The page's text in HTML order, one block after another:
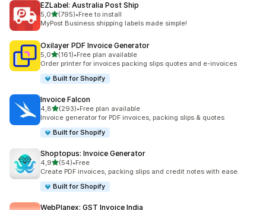
EZLabel: Australia Post Ship
5,0/ 5 tähteä
(795)
795 arvostelua yhteensä
•Free to install
MyPost Business shipping labels made simple!
Oxilayer PDF Invoice Generator
5,0/ 5 tähteä
(161)
161 arvostelua yhteensä
•Free plan available
Order printer for invoices packing slips quotes and e-invoices
Built for Shopify
Invoice Falcon
4,8/ 5 tähteä
(293)
293 arvostelua yhteensä
•Free plan available
Invoice generator for PDF invoices, packing slips & quotes
Built for Shopify
Shoptopus: Invoice Generator
4,9/ 5 tähteä
(54)
54 arvostelua yhteensä
•Free
Create PDF invoices, packing slips and credit notes with ease.
Built for Shopify
WebPlanex: GST Invoice India